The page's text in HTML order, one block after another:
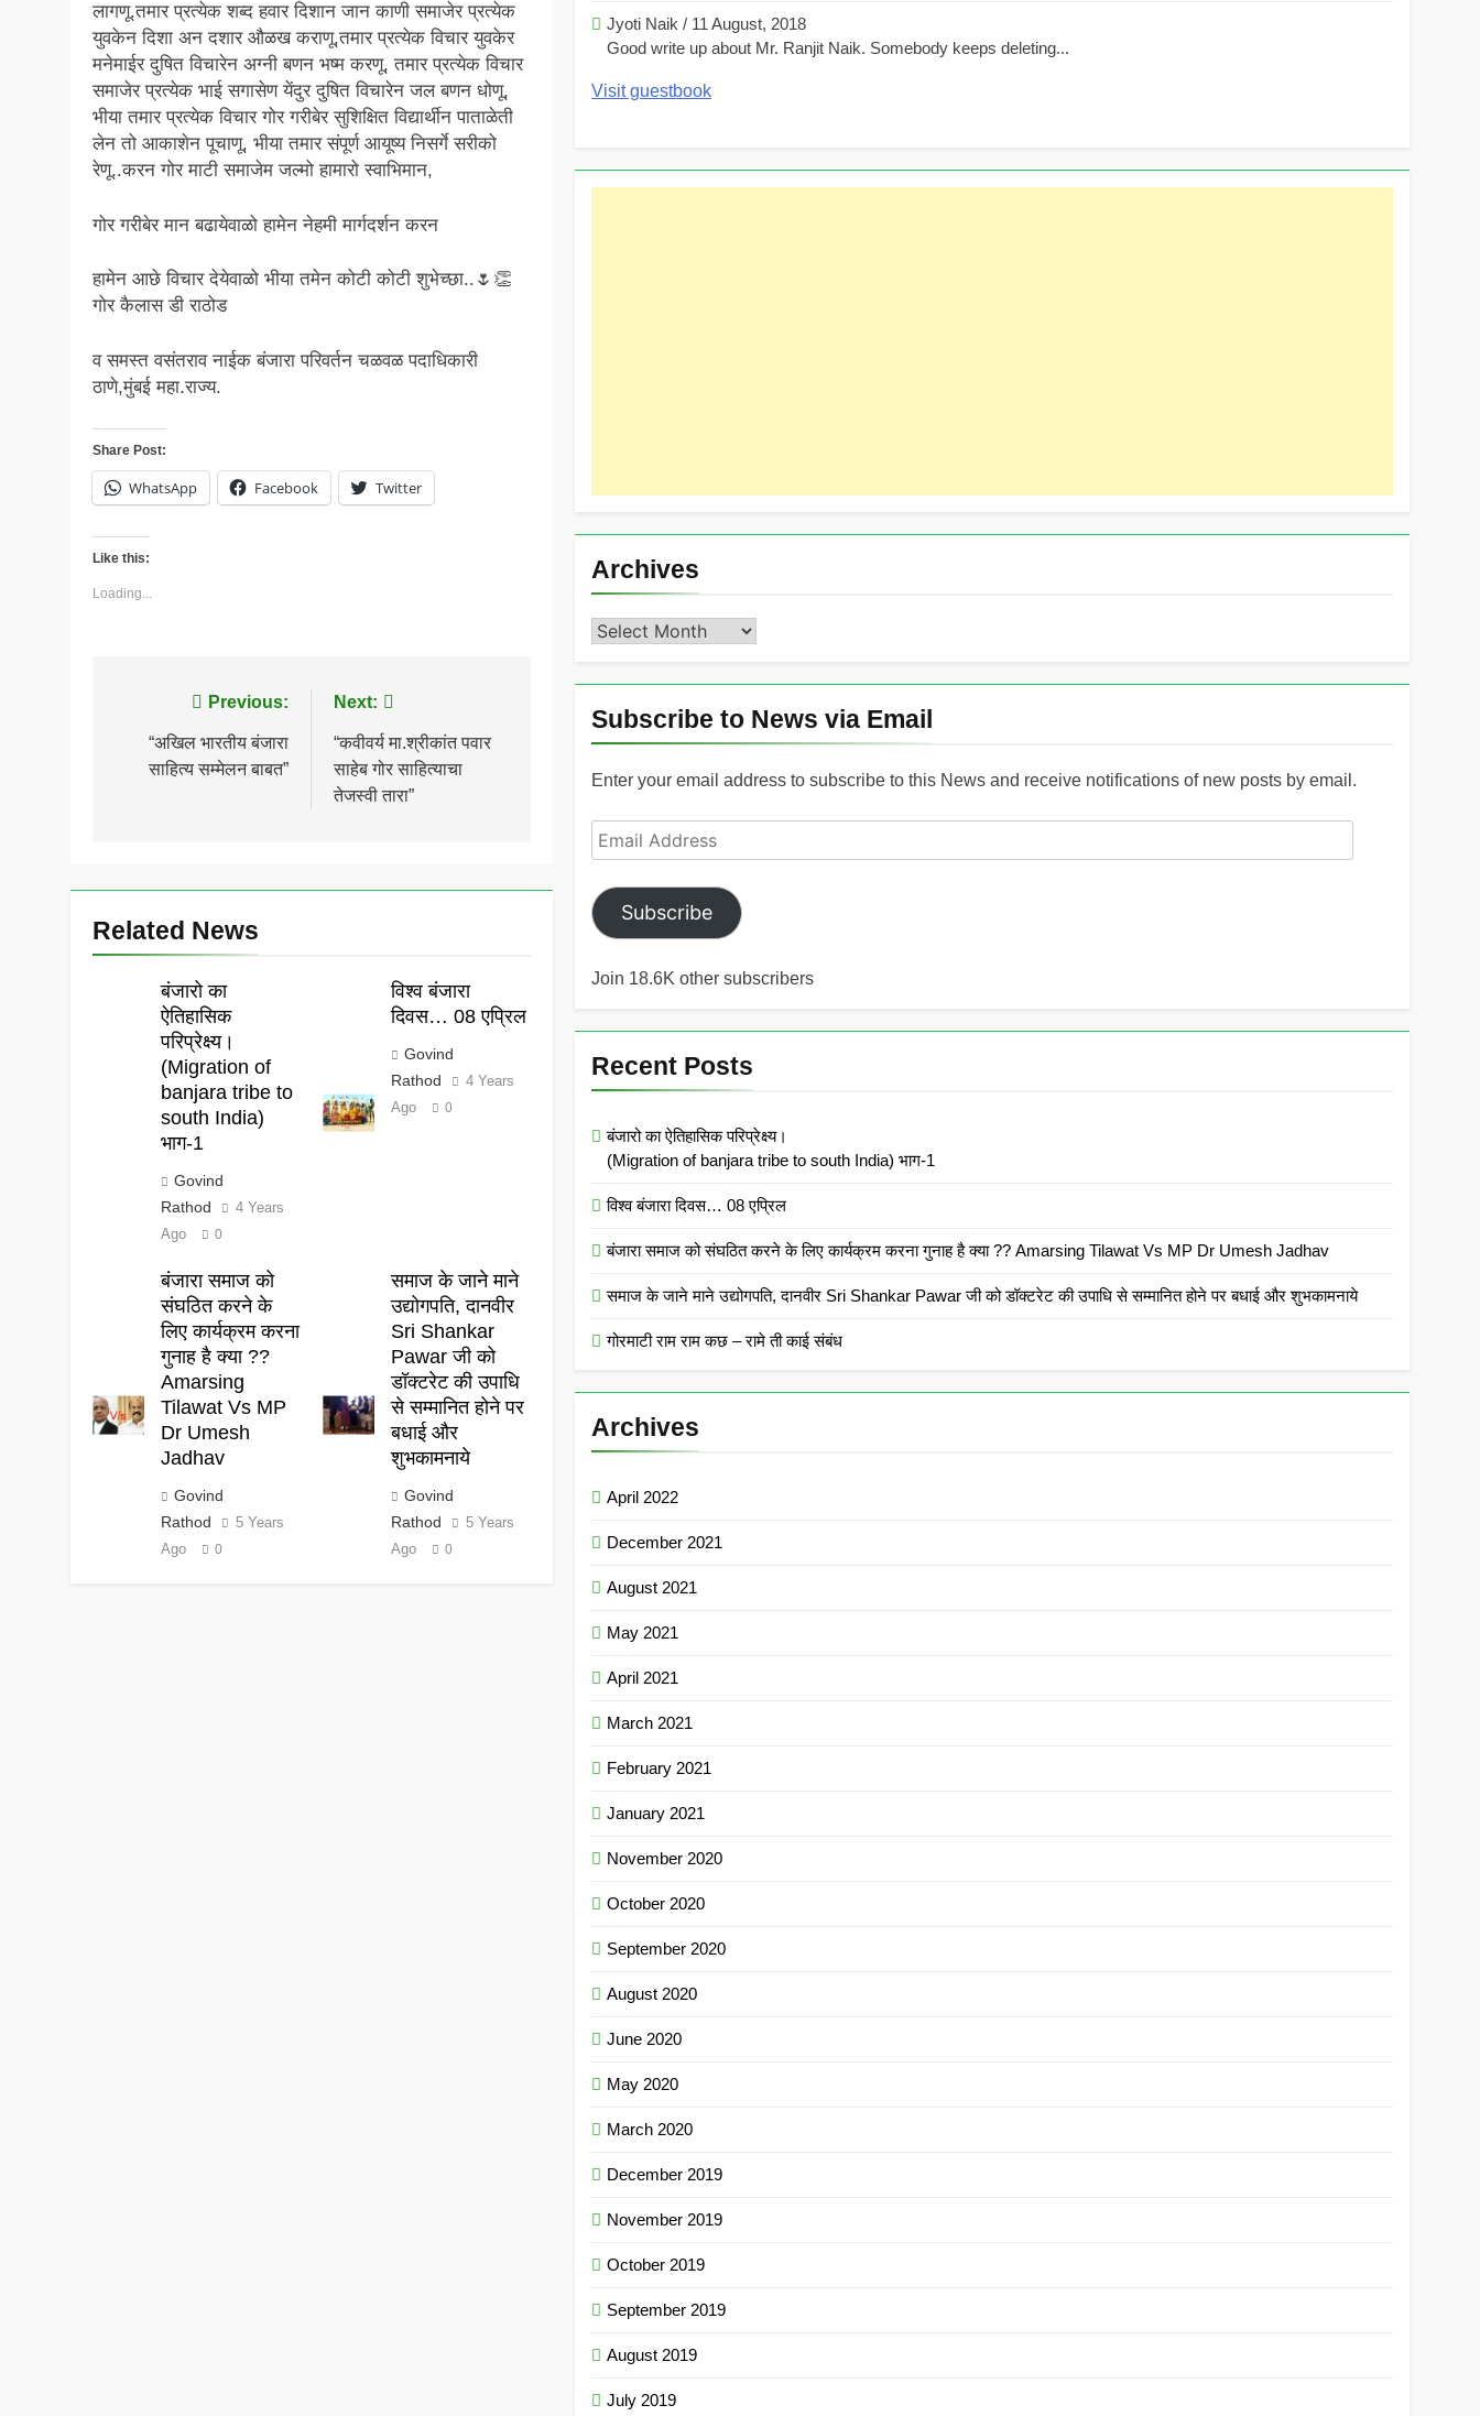
लागणू.तमार प्रत्येक शब्द हवार दिशान जान काणी समाजेर प्रत्येक
युवकेन दिशा अन दशार औळख कराणू,तमार प्रत्येक विचार युवकेर
मनेमाईर दुषित विचारेन अग्नी बणन भष्म करणू, तमार प्रत्येक विचार
समाजेर प्रत्येक भाई सगासेण येंदुर दुषित विचारेन जल बणन धोणू,
भीया तमार प्रत्येक विचार गोर गरीबेर सुशिक्षित विद्यार्थीन पाताळेती
लेन तो आकाशेन पूचाणू, भीया तमार संपूर्ण आयूष्य निसर्गे सरीको
रेणू..करन गोर माटी समाजेम जल्मो हामारो स्वाभिमान,
गोर गरीबेर मान बढायेवाळो हामेन नेहमी मार्गदर्शन करन
हामेन आछे विचार देयेवाळो भीया तमेन कोटी कोटी शुभेच्छा..🌷👏
गोर कैलास डी राठोड
व समस्त वसंतराव नाईक बंजारा परिवर्तन चळवळ पदाधिकारी
ठाणे,मुंबई महा.राज्य.
Share Post:
WhatsApp Facebook Twitter
Like this:
Loading...
navigation
Previous:
“अखिल भारतीय बंजारा
साहित्य सम्मेलन बाबत”
Next:
“कवीवर्य मा.श्रीकांत पवार
साहेब गोर साहित्याचा
तेजस्वी तारा”
Related News
बंजारो का
ऐतिहासिक
परिप्रेक्ष्य।
(Migration of
banjara tribe to
south India)
भाग-1
Govind
Rathod
4 Years
Ago
0
विश्व बंजारा
दिवस… 08 एप्रिल
Govind
Rathod
4 Years
Ago
0
बंजारा समाज को
संघठित करने के
लिए कार्यक्रम करना
गुनाह है क्या ??
Amarsing
Tilawat Vs MP
Dr Umesh
Jadhav
Govind
Rathod
5 Years
Ago
0
समाज के जाने माने
उद्योगपति, दानवीर
Sri Shankar
Pawar जी को
डॉक्टरेट की उपाधि
से सम्मानित होने पर
बधाई और
शुभकामनाये
Govind
Rathod
5 Years
Ago
0
Jyoti Naik / 11 August, 2018
Good write up about Mr. Ranjit Naik. Somebody keeps deleting...
Visit guestbook
Archives
Archives
Subscribe to News via Email
Enter your email address to subscribe to this News and receive notifications of new posts by email.
Email
Address
Subscribe
Join 18.6K other subscribers
Recent Posts
बंजारो का ऐतिहासिक परिप्रेक्ष्य।
(Migration of banjara tribe to south India) भाग-1
विश्व बंजारा दिवस… 08 एप्रिल
बंजारा समाज को संघठित करने के लिए कार्यक्रम करना गुनाह है क्या ?? Amarsing Tilawat Vs MP Dr Umesh Jadhav
समाज के जाने माने उद्योगपति, दानवीर Sri Shankar Pawar जी को डॉक्टरेट की उपाधि से सम्मानित होने पर बधाई और शुभकामनाये
गोरमाटी राम राम कछ – रामे ती काई संबंध
Archives
April 2022
December 2021
August 2021
May 2021
April 2021
March 2021
February 2021
January 2021
November 2020
October 2020
September 2020
August 2020
June 2020
May 2020
March 2020
December 2019
November 2019
October 2019
September 2019
August 2019
July 2019